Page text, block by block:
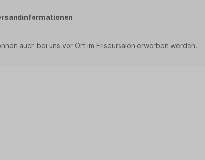
auch bei uns vor Ort im Friseursalon erworben werden.